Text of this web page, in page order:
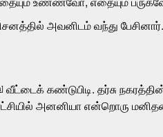
அவனிடம் வந்து
] வீட்டைக் கண்டுபிடி. தர்சு
அனனியா என்றொரு